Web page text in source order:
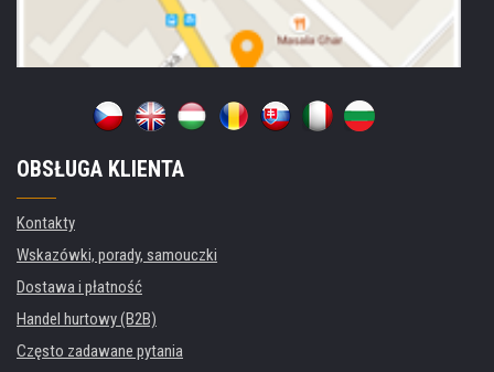
OBSŁUGA KLIENTA
Kontakty
Wskazówki, porady, samouczki
Dostawa i płatność
Handel hurtowy (B2B)
Często zadawane pytania